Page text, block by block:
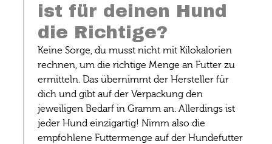
ist für deinen Hund
die Richtige?
Keine Sorge, du musst nicht mit Kilokalorien
rechnen, um die richtige Menge an Futter zu
ermitteln. Das übernimmt der Hersteller für
dich und gibt auf der Verpackung den
jeweiligen Bedarf in Gramm an. Allerdings ist
jeder Hund einzigartig! Nimm also die
empfohlene Futtermenge auf der Hundefutter